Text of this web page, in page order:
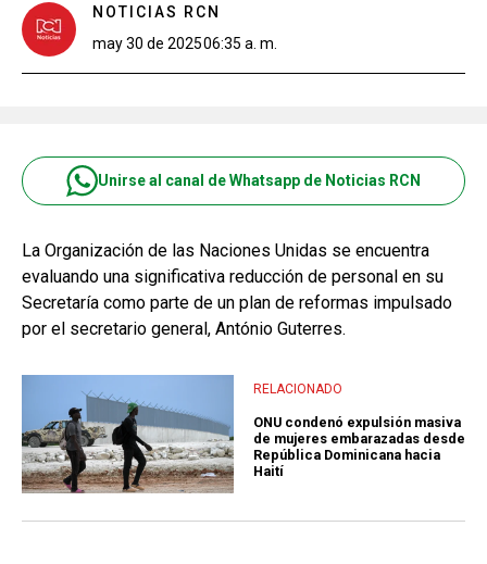
NOTICIAS RCN
may 30 de 202506:35 a. m.
Unirse al canal de Whatsapp de Noticias RCN
La Organización de las Naciones Unidas se encuentra
evaluando una significativa reducción de personal en su
Secretaría como parte de un plan de reformas impulsado
por el secretario general, António Guterres.
RELACIONADO
ONU condenó expulsión masiva
de mujeres embarazadas desde
República Dominicana hacia
Haití